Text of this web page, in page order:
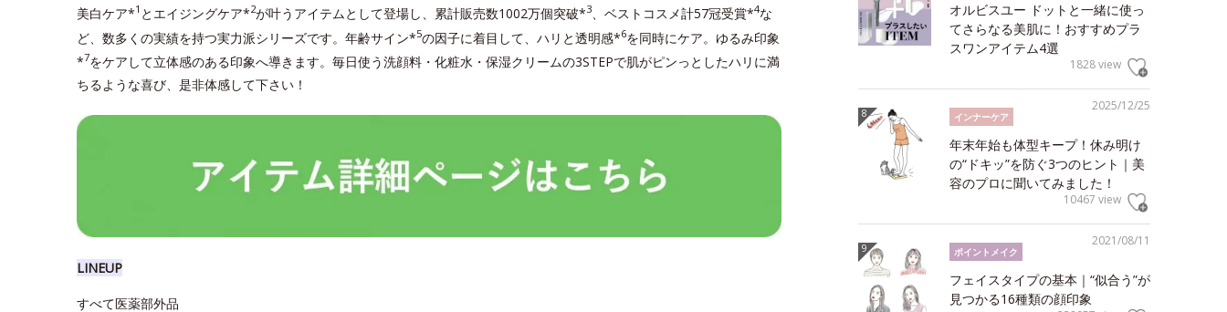
美白ケア*1 とエイジングケア*2が叶うアイテムとして登場し、累計販売数1002万個突破*3 、ベストコスメ計57冠受賞*4な
ど、数多くの実績を持つ実力派シリーズです。年齢サイン*5の因子に着目して、ハリと透明感*6を同時にケア。ゆるみ印象
*7をケアして立体感のある印象へ導きます。毎日使う洗顔料・化粧水・保湿クリームの3STEPで肌がピンっとしたハリに満
ちるような喜び、是非体感して下さい！
LINEUP
すべて医薬部外品
オルビスユー ドットと一緒に使っ
てさらなる美肌に！おすすめプラ
スワンアイテム4選
1828 view
2025/12/25
インナーケア
年末年始も体型キープ！休み明け
の“ドキッ”を防ぐ3つのヒント｜美
容のプロに聞いてみました！
10467 view
2021/08/11
ポイントメイク
フェイスタイプの基本｜“似合う”が
見つかる16種類の顔印象